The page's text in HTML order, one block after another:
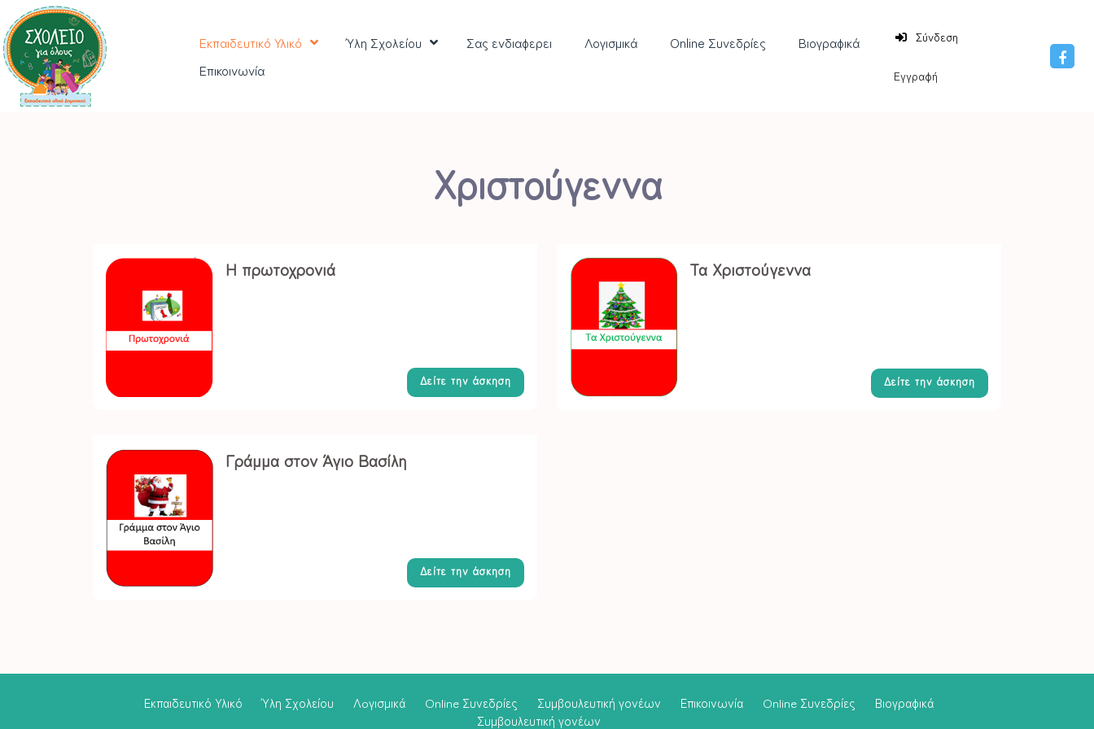
Εκπαιδευτικό Υλικό Ύλη Σχολείου Σας ενδιαφερει Λoγισμικά Online Συνεδρίες
Βιογραφικά
Επικοινωνία
Σύνδεση
Εγγραφή
Χριστούγεννα
Η πρωτοχρονιά
Δείτε την άσκηση
Τα Χριστούγεννα
Δείτε την άσκηση
Γράμμα στον Άγιο Βασίλη
Δείτε την άσκηση
Εκπαιδευτικό Υλικό Ύλη Σχολείου Λoγισμικά Online Συνεδρίες Συμβουλευτική γονέων Επικοινωνία Online Συνεδρίες
Βιογραφικά
Συμβουλευτική γονέων